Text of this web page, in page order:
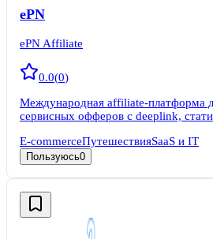
ePN
ePN Affiliate
0.0(0)
Международная affiliate-платформа
сервисных офферов с deeplink,
E-commerceПутешествияSaaS и IT
Пользуюсь0